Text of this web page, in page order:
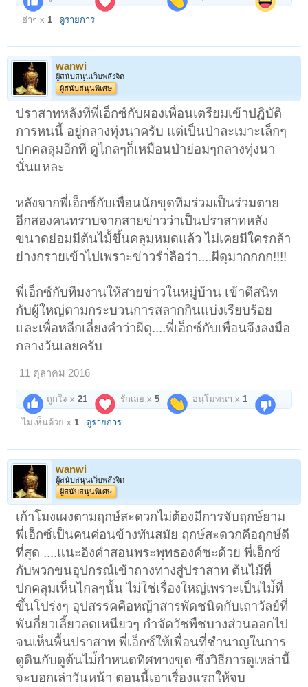
ฮ่าๆ x 1 ดูรายการ
wanwi
ผู้สนับสนุนเว็บพลังจิต
ผู้สนับสนุนพิเศษ
ปราสาทหลังที่พี่เอ็กซ์กับผองเพื่อนเตรียมเข้าปฎิบัติ
การหนนี้ อยู่กลางทุ่งนาครับ แต่เป็นป่าละเมาะเล็กๆ
ปกคลลุมอีกที ดูไกลๆก็เหมือนป่าย่อมๆกลางทุ่งนา
นั่นแหละ
หลังจากพี่เอ็กซ์กับเพื่อนนักขุดทีมร่วมเป็นร่วมตาย
อีกสองคนทราบจากสายข่าวว่าเป็นปราสาทหลัง
ขนาดย่อมมีต้นไม้้ขึ้นคลุมหมดแล้ว ไม่เคยมีใครกล้า
ย่างกรายเข้าไปเพราะข่าวรำ่ลือว่า....ผีดุมากกกก!!!!
พี่เอ็กซ์กับทีมงานให้สายข่าวในหมู่บ้าน เข้าตีสนิท
กับผู้ใหญ่ตามกระบวนการสลากกินแบ่งเรียบร้อย
และเพื่อหลีกเลี่ยงคำว่าผีดุ....พี่เอ็กซ์กับเพื่อนจึงลงมือ
กลางวันเลยครับ
11 ตุลาคม 2016
ถูกใจ x21 รักเลย x5 อนุโมทนา x1
ไม่เห็นด้วย x1 ดูรายการ
wanwi
ผู้สนับสนุนเว็บพลังจิต
ผู้สนับสนุนพิเศษ
เก้าโมงเผงตามฤกษ์สะดวกไม่ต้องมีการจับฤกษ์ยาม
พี่เอ็กซ์เป็นคนค่อนข้างทันสมัย ฤกษ์สะดวกคือฤกษ์ดี
ที่สุด ....แนะอิงคำสอนพระพุทธองค์ซะด้วย พี่เอ็กซ์
กับพวกขนอุปกรณ์เข้าถางทางสู่ปราสาท ต้นไม้ที่
ปกคลุมเห็นไกลๆนั้น ไม่ใช่เรื่องใหญ่เพราะเป็นไม่้ที่
ขึ้นโปร่งๆ อุปสรรคคือหญ้าสารพัดชนิดกับเถาวัลย์ที่
พันกี่ยวเลี้ยวลดเหนียวๆ กำจัดวัชพืชบางส่วนออกไป
จนเห็นพื้นปราสาท พี่เอ็กซ์ให้เพื่อนที่ชำนาญในการ
ดูดินกับดูต้นไม่้กำหนดทิศทางขุด ซึ่งวิธีการดูเหล่านี้
จะบอกเล่าวันหน้า ตอนนี้เอาเรื่องแรกให้จบ